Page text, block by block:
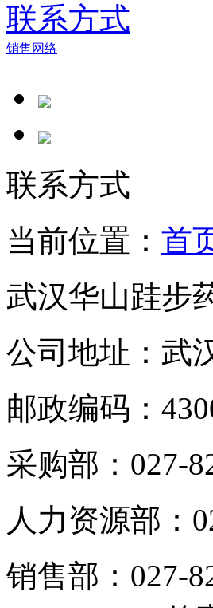
联系方式
销售网络
联系方式
当前位置： 首
武汉华山跬步
公司地址：武
邮政编码：
采购部：027-
人力资源部：
销售部：027-